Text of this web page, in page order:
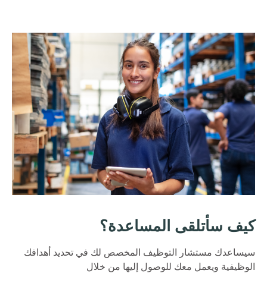
كيف سأتلقى المساعدة؟
سيساعدك مستشار التوظيف المخصص لك في تحديد أهدافك
الوظيفية ويعمل معك للوصول إليها من خلال